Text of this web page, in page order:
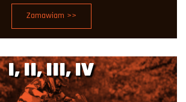
do
900,00 zł
Zamawiam >>
I, II, III, IV